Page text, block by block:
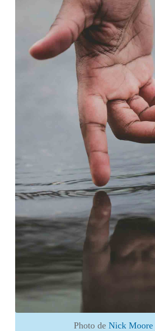
Photo de Nick Moore